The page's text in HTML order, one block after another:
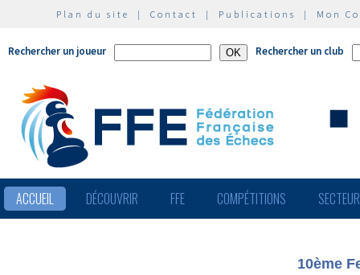
Plan du site | Contact | Publications | Mon
Rechercher un joueur Rechercher un club
ACCUEIL DÉCOUVRIR FFE COMPÉTITIONS
10ème